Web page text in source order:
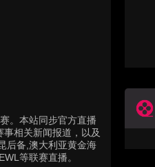
。本站同步官方直播
相关新闻报道，以及
后备,澳大利亚黄金海
等联赛直播。